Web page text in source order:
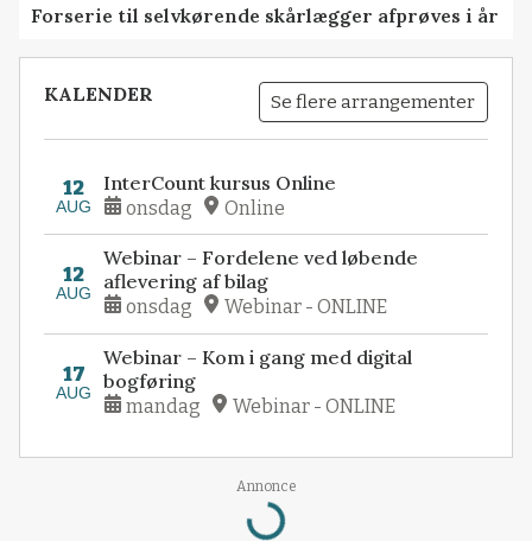
Forserie til selvkørende skårlægger afprøves i år
KALENDER Se flere arrangementer
12
AUG
InterCount kursus Online
onsdag Online
12
AUG
Webinar – Fordelene ved løbende
aflevering af bilag
onsdag Webinar - ONLINE
17
AUG
Webinar – Kom i gang med digital
bogføring
mandag Webinar - ONLINE
Annonce
Loading...